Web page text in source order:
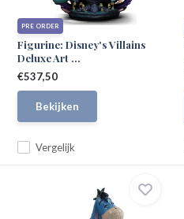
PRE ORDER
Figurine: Disney's Villains
Deluxe Art ...
Vergelijk
€537,50
Bekijken